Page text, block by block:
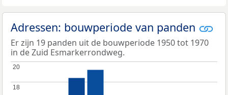
Adressen: bouwperiode van panden
Er zijn 19 panden uit de bouwperiode 1950 tot 1970
in de Zuid Esmarkerrondweg.
18
18
20
20